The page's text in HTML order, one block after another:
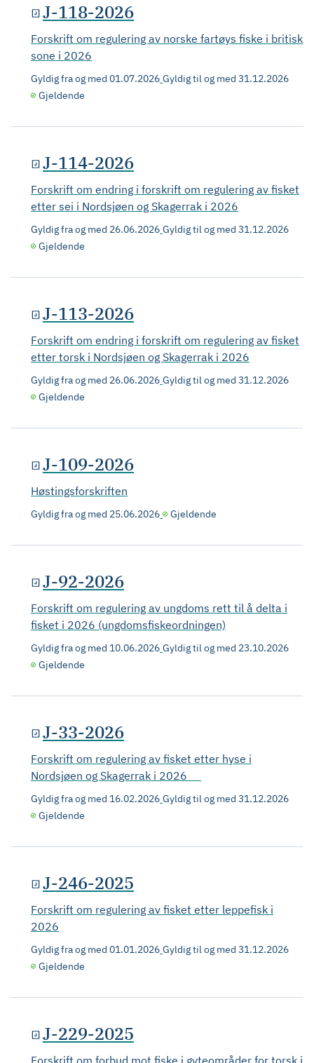
J-118-2026
Forskrift om regulering av norske fartøys fiske i britisk
sone i 2026
Gyldig fra og med 01.07.2026 Gyldig til og med 31.12.2026
Gjeldende
J-114-2026
Forskrift om endring i forskrift om regulering av fisket
etter sei i Nordsjøen og Skagerrak i 2026
Gyldig fra og med 26.06.2026 Gyldig til og med 31.12.2026
Gjeldende
J-113-2026
Forskrift om endring i forskrift om regulering av fisket
etter torsk i Nordsjøen og Skagerrak i 2026
Gyldig fra og med 26.06.2026 Gyldig til og med 31.12.2026
Gjeldende
J-109-2026
Høstingsforskriften
Gyldig fra og med 25.06.2026 Gjeldende
J-92-2026
Forskrift om regulering av ungdoms rett til å delta i
fisket i 2026 (ungdomsfiskeordningen)
Gyldig fra og med 10.06.2026 Gyldig til og med 23.10.2026
Gjeldende
J-33-2026
Forskrift om regulering av fisket etter hyse i
Nordsjøen og Skagerrak i 2026
Gyldig fra og med 16.02.2026 Gyldig til og med 31.12.2026
Gjeldende
J-246-2025
Forskrift om regulering av fisket etter leppefisk i
2026
Gyldig fra og med 01.01.2026 Gyldig til og med 31.12.2026
Gjeldende
J-229-2025
Forskrift om forbud mot fiske i gyteområder for torsk i